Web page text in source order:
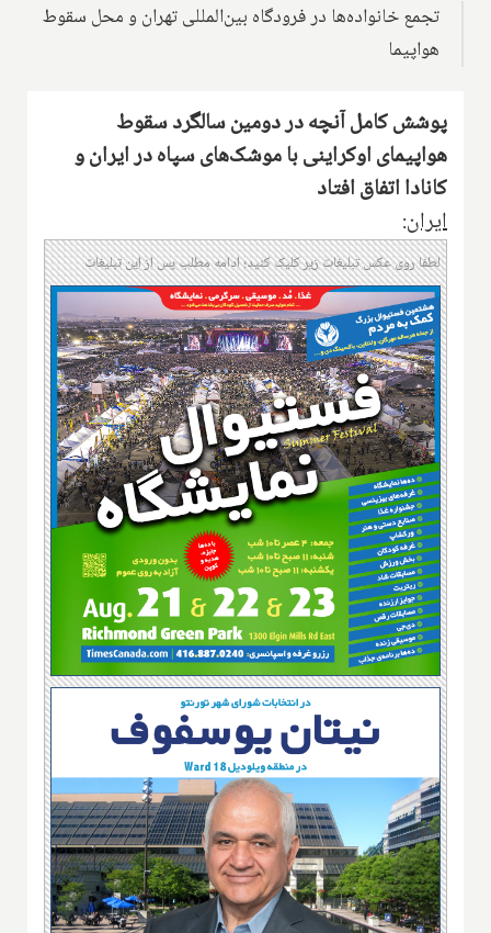
تجمع خانواده‌ها در فرودگاه بین‌المللی تهران و محل سقوط
هواپیما
پوشش کامل آنچه در دومین سالگرد سقوط
هواپیمای اوکراینی با موشک‌های سپاه در ایران و
کانادا اتفاق افتاد
ایران:
لطفا روی عکس تبلیغات زیر کلیک کنید؛ ادامه مطلب پس از این تبلیغات